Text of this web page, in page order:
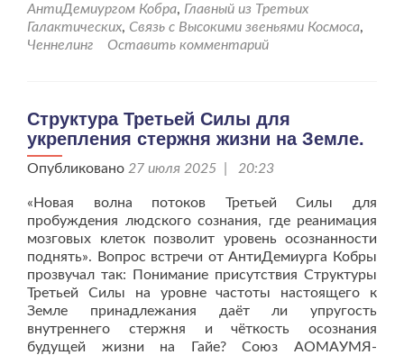
не
АнтиДемиургом Кобра, Главный из Третьих
Галактических, Связь с Высокими звеньями Космоса,
Ченнелинг
Оставить комментарий
Структура Третьей Силы для
укрепления стержня жизни на Земле.
Опубликовано 27 июля 2025 | 20:23
«Новая волна потоков Третьей Силы для
пробуждения людского сознания, где реанимация
мозговых клеток позволит уровень осознанности
поднять». Вопрос встречи от АнтиДемиурга Кобры
прозвучал так: Понимание присутствия Структуры
Третьей Силы на уровне частоты настоящего к
Земле принадлежания даёт ли упругость
внутреннего стержня и чёткость осознания
будущей жизни на Гайе? Союз АОМАУМЯ-